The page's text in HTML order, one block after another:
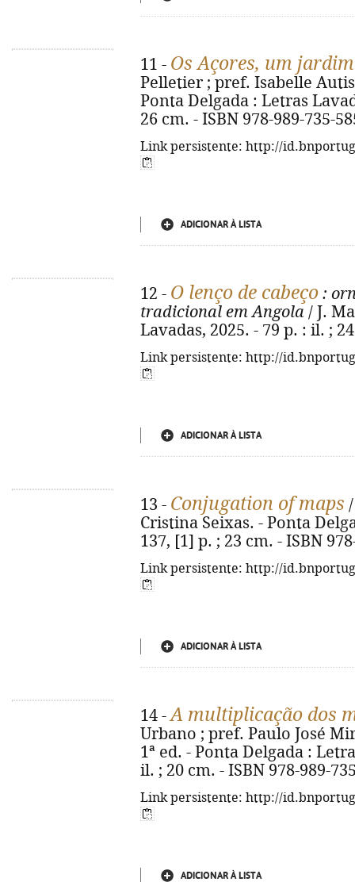
11 - Os Açores, um
Pelletier ; pref. Isabelle
Ponta Delgada : Letras
26 cm. - ISBN 978-989-735-
Link persistente: http://
ADICIONAR À LISTA
12 - O lenço de cabeço :
tradicional em Angola / J.
Lavadas, 2025. - 79 p. : il. ;
Link persistente: http://
ADICIONAR À LISTA
13 - Conjugation of maps
Cristina Seixas. - Ponta
137, [1] p. ; 23 cm. - ISBN
Link persistente: http://
ADICIONAR À LISTA
14 -A multiplicação dos
Urbano ; pref. Paulo José
1ª ed. - Ponta Delgada :
il. ; 20 cm. - ISBN 978-989-
Link persistente: http://
ADICIONAR À LISTA